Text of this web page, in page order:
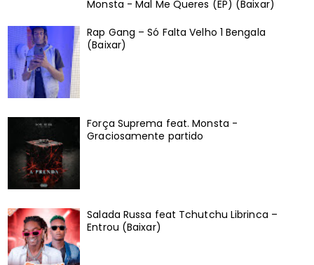
Monsta - Mal Me Queres (EP) (Baixar)
Rap Gang – Só Falta Velho 1 Bengala
(Baixar)
Força Suprema feat. Monsta -
Graciosamente partido
Salada Russa feat Tchutchu Librinca –
Entrou (Baixar)